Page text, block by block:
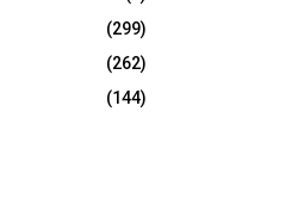
(299)
(262)
(144)